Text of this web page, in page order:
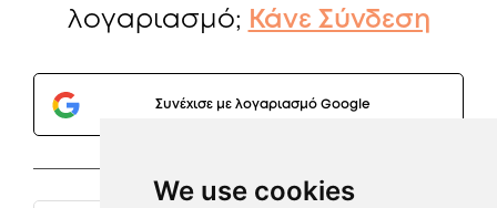
We use cookies
λογαριασμό; Κάνε Σύνδεση
Συνέχισε με λογαριασμό Google